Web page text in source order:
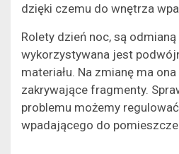
dzięki czemu do wnętrza
Rolety dzień noc, są
wykorzystywana jest
materiału. Na zmianę ma
zakrywające fragmenty.
problemu możemy
wpadającego do